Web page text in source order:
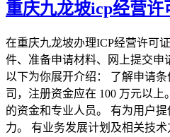
重庆九龙坡icp经营许
在重庆九龙坡办理ICP经营许可
件、准备申请材料、网上提交申
以下为你展开介绍： 了解申请
司，注册资金应在 100 万元以
的资金和专业人员。 有为用户
力。 有业务发展计划及相关技